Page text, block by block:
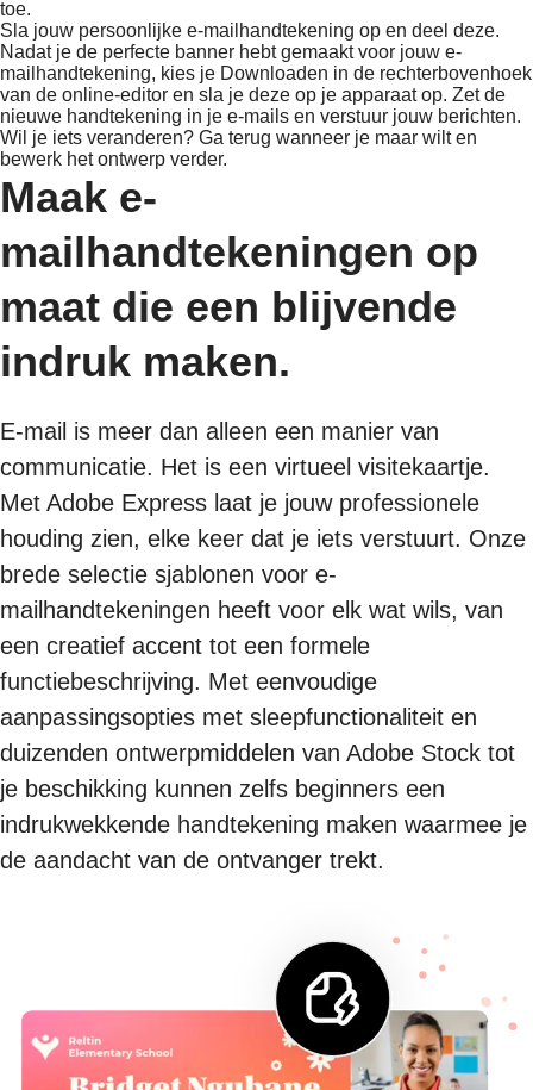
toe.
Sla jouw persoonlijke e-mailhandtekening op en deel deze.
Nadat je de perfecte banner hebt gemaakt voor jouw e-
mailhandtekening, kies je Downloaden in de rechterbovenhoek
van de online-editor en sla je deze op je apparaat op. Zet de
nieuwe handtekening in je e-mails en verstuur jouw berichten.
Wil je iets veranderen? Ga terug wanneer je maar wilt en
bewerk het ontwerp verder.
Maak e-
mailhandtekeningen op
maat die een blijvende
indruk maken.
E-mail is meer dan alleen een manier van
communicatie. Het is een virtueel visitekaartje.
Met Adobe Express laat je jouw professionele
houding zien, elke keer dat je iets verstuurt. Onze
brede selectie sjablonen voor e-
mailhandtekeningen heeft voor elk wat wils, van
een creatief accent tot een formele
functiebeschrijving. Met eenvoudige
aanpassingsopties met sleepfunctionaliteit en
duizenden ontwerpmiddelen van Adobe Stock tot
je beschikking kunnen zelfs beginners een
indrukwekkende handtekening maken waarmee je
de aandacht van de ontvanger trekt.